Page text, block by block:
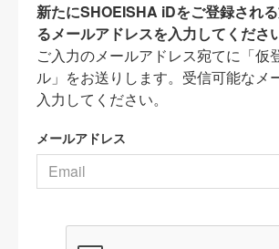
新たにSHOEISHA iDをご登録され
るメールアドレスを入力してくださ
ご入力のメールアドレス宛てに「仮
ル」をお送りします。受信可能なメ
入力してください。
メールアドレス